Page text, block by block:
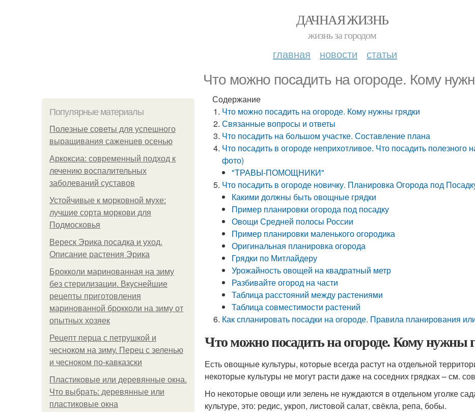
ДАЧНАЯ ЖИЗНЬ
жизнь за городом
главная новости статьи
Что можно посадить на огороде. Кому
Популярные материалы
Полезные советы для успешного
выращивания саженцев осенью
Аркоксиа: современный подход к
лечению воспалительных
заболеваний суставов
Устойчивые к морковной мухе:
лучшие сорта моркови для
Подмосковья
Вереск Эрика посадка и уход.
Описание растения Эрика
Брокколи маринованная на зиму
без стерилизации. Вкуснейшие
рецепты приготовления
маринованной брокколи на зиму от
опытных хозяек
Рецепт перца с петрушкой и
чесноком на зиму. Перец с зеленью
и чесноком по-кавказски
Пластиковые или деревянные окна.
Что выбрать: деревянные или
пластиковые окна
Содержание
Что можно посадить на огороде. Кому нужны грядки
Связанные вопросы и ответы
Что посадить на большом участке. Составление плана
Что посадить в огороде неприхотливое. Что посадить полезного
фото)
"ТРАВЫ-ПОМОЩНИКИ"
Что посадить в огороде новичку. Планировка Огорода под
Какими должны быть овощные грядки
Пример планировки огорода под посадку
Овощи Средней полосы России
Пример планировки маленького огородика
Оригинальная планировка огорода
Грядки по Митлайдеру
Урожайность овощей на квадратный метр
Разбивайте огород на части
Таблица расстояний между растениями
Таблица совместимости растений
Как спланировать посадки на огороде. Правила планирования
Что можно посадить на огороде. Кому нужны
Есть овощные культуры, которые всегда растут на отдельной
некоторые культуры не могут расти даже на соседних грядках – см.
Но некоторые овощи или зелень не нуждаются в отдельном уголке
культуре, это: редис, укроп, листовой салат, свёкла, репа, бобы.